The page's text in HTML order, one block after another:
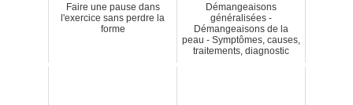
Faire une pause dans
l'exercice sans perdre la
forme
Démangeaisons
généralisées -
Démangeaisons de la
peau - Symptômes, causes,
traitements, diagnostic